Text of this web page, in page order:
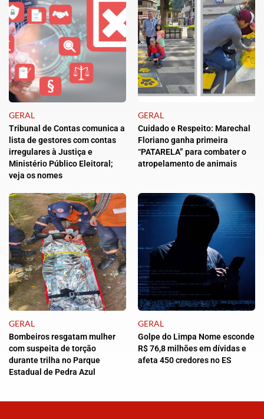
GERAL
Tribunal de Contas comunica a
lista de gestores com contas
irregulares à Justiça e
Ministério Público Eleitoral;
veja os nomes
GERAL
Cuidado e Respeito: Marechal
Floriano ganha primeira
“PATARELA” para combater o
atropelamento de animais
GERAL
Bombeiros resgatam mulher
com suspeita de torção
durante trilha no Parque
Estadual de Pedra Azul
GERAL
Golpe do Limpa Nome esconde
R$ 76,8 milhões em dívidas e
afeta 450 credores no ES